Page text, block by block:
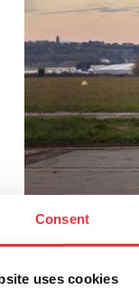
Consent
uses cookies